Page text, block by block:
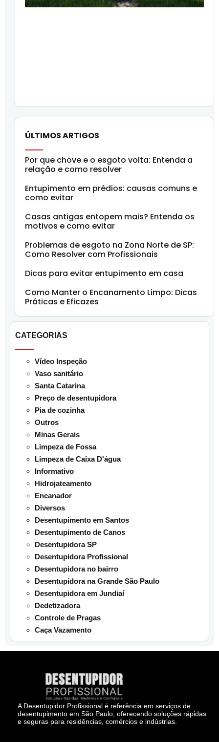
ÚLTIMOS ARTIGOS
Por que chove e o esgoto volta: Entenda a
relação e como resolver
Entupimento em prédios: causas comuns e
como evitar
Casas antigas entopem mais? Entenda os
motivos e como evitar
Problemas de esgoto na Zona Norte de SP:
Como Resolver com Profissionais
Dicas para evitar entupimento em casa
Como Manter o Encanamento Limpo: Dicas
Práticas e Eficazes
CATEGORIAS
Vídeo Inspeção
Vaso sanitário
Santa Catarina
Preço de desentupidora
Pia de cozinha
Outros
Minas Gerais
Limpeza de Fossa
Limpeza de Caixa D'água
Informativo
Hidrojateamento
Encanador
Diversos
Desentupimento em Santos
Desentupimento de Canos
Desentupidora SP
Desentupidora Profissional
Desentupidora no bairro
Desentupidora na Grande São Paulo
Desentupidora em Jundiaí
Dedetizadora
Controle de Pragas
Caça Vazamento
A Desentupidor Profissional é referência em serviços de
desentupimento em São Paulo, oferecendo soluções rápidas
e seguras para residências, comércios e indústrias.